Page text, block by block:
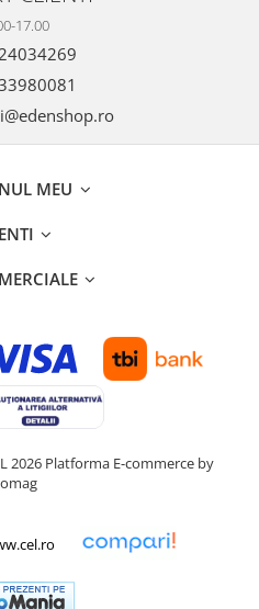
17.00
MEU
2026 Platforma E-commerce by